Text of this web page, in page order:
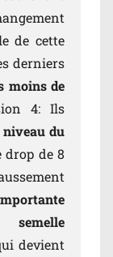
de cette
derniers
moins de
4: Ils
du
drop de 8
devient